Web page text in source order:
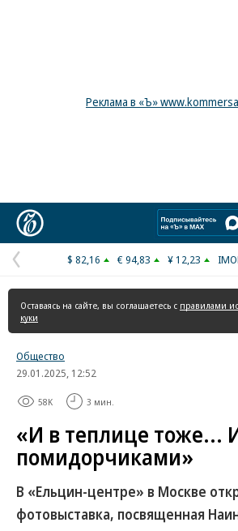
Реклама в «Ъ»
Предыдущая
страница
$ 82,16 € 94,83 ¥ 12,23
Оставаясь на сайте, вы соглашаетесь с правилами
куки
Общество
29.01.2025, 12:52
58K 3 мин.
«И в теплице тоже...
помидорчиками»
В «Ельцин-центре» в Москве
фотовыставка, посвященная